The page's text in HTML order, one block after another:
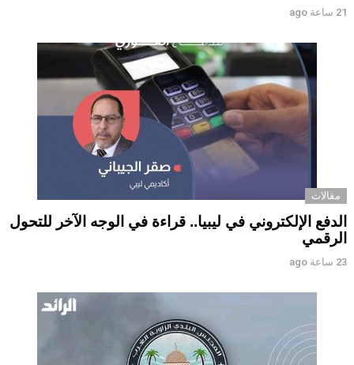
21 ساعة ago
مقالات
الدفع الإلكتروني في ليبيا.. قراءة في الوجه الآخر للتحول
الرقمي ‏
23 ساعة ago